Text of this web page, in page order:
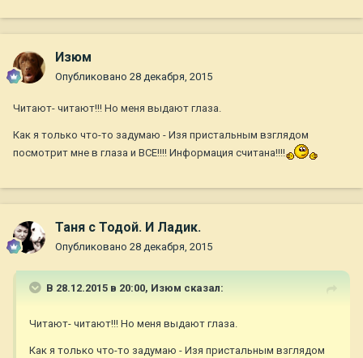
Изюм
Опубликовано 28 декабря, 2015
Читают- читают!!! Но меня выдают глаза.
Как я только что-то задумаю - Изя пристальным взглядом
посмотрит мне в глаза и ВСЕ!!!! Информация считана!!!!
Таня с Тодой. И Ладик.
Опубликовано 28 декабря, 2015
В 28.12.2015 в 20:00, Изюм сказал:
Читают- читают!!! Но меня выдают глаза.
Как я только что-то задумаю - Изя пристальным взглядом